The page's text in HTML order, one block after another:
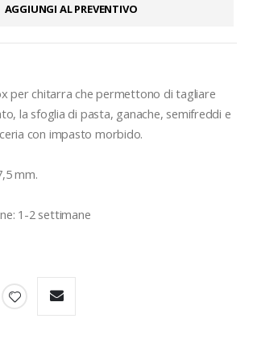
AGGIUNGI AL PREVENTIVO
per chitarra che permettono di tagliare
la sfoglia di pasta, ganache, semifreddi e
con impasto morbido.
mm.
1-2 settimane